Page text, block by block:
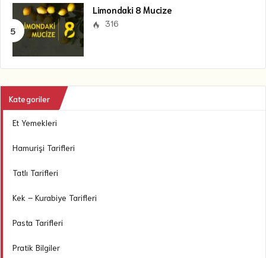
Limondaki 8 Mucize
316
Kategoriler
Et Yemekleri
Hamurişi Tarifleri
Tatlı Tarifleri
Kek – Kurabiye Tarifleri
Pasta Tarifleri
Pratik Bilgiler